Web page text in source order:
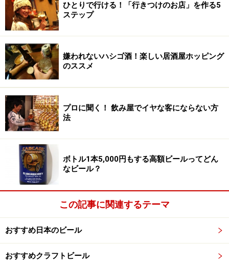
おすすめビール3 カンティヨン グー
ズ 100％ランビック
カンティオン 100％ランビック グーズ ビオ
最も特徴のあるビールといえばランビック・ビールでし
ょう。ベルギー中部のブリュッセル近郊で中世から続く
遊する野生酵母を使ってオーク樽で熟成させたビール
は、強い酸味と発酵臭が特徴で、初めて飲まれる方はそ
の個性にビックリすることでしょう。
ひとりで行ける！「行きつけのお店」を作る5
ステップ
嫌われないハシゴ酒！楽しい居酒屋ホッピング
のススメ
プロに聞く！ 飲み屋でイヤな客にならない方
法
ボトル1本5,000円もする高額ビールってどん
なビール？
この記事に関連するテーマ
おすすめ日本のビール
おすすめクラフトビール